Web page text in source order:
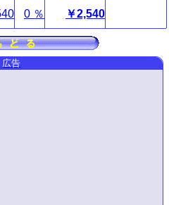
0 ％ ￥2,540
広告